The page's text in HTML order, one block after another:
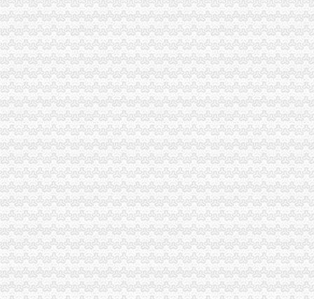
俄罗斯海关服务物流有限责任公司联系人：王振国联系电话：86-021-